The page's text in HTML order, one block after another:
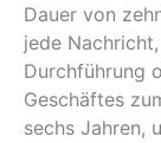
Dauer von
jede
Durchführung
Geschäftes
sechs Jahren,